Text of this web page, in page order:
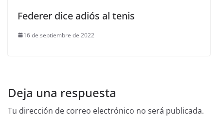
Federer dice adiós al tenis
16 de septiembre de 2022
Deja una respuesta
Tu dirección de correo electrónico no será publicada.